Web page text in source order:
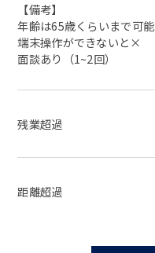
【備考】
年齢は65歳くらいまで可能
端末操作ができないと×
面談あり（1~2回）
残業超過
距離超過